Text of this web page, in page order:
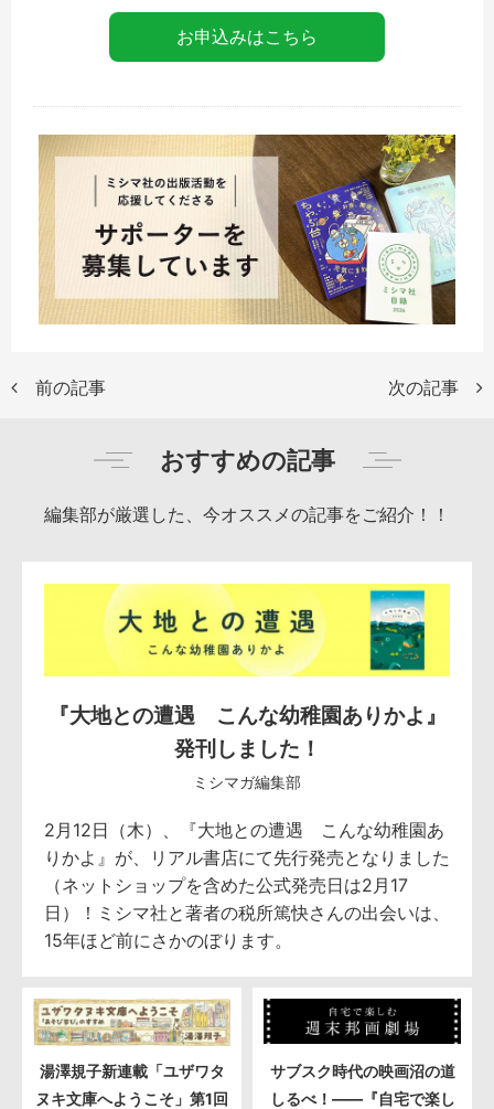
お申込みはこちら
前の記事 次の記事
おすすめの記事
編集部が厳選した、今オススメの記事をご紹介！！
『大地との遭遇 こんな幼稚園ありかよ』
発刊しました！
ミシマガ編集部
2月12日（木）、『大地との遭遇 こんな幼稚園あ
りかよ』が、リアル書店にて先行発売となりました
（ネットショップを含めた公式発売日は2月17
日）！ミシマ社と著者の税所篤快さんの出会いは、
15年ほど前にさかのぼります。
湯澤規子新連載「ユザワタ
ヌキ文庫へようこそ」第1回
サブスク時代の映画沼の道
しるべ！――『自宅で楽し